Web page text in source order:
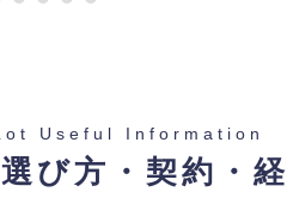
Useful Information
び方・契約・